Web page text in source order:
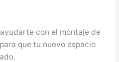
con el montaje de
que tu nuevo espacio